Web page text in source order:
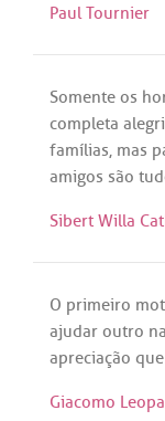
Paul Tournier
Somente os
completa
famílias, mas
amigos são
Sibert Willa
O primeiro
ajudar outro
apreciação que
Giacomo